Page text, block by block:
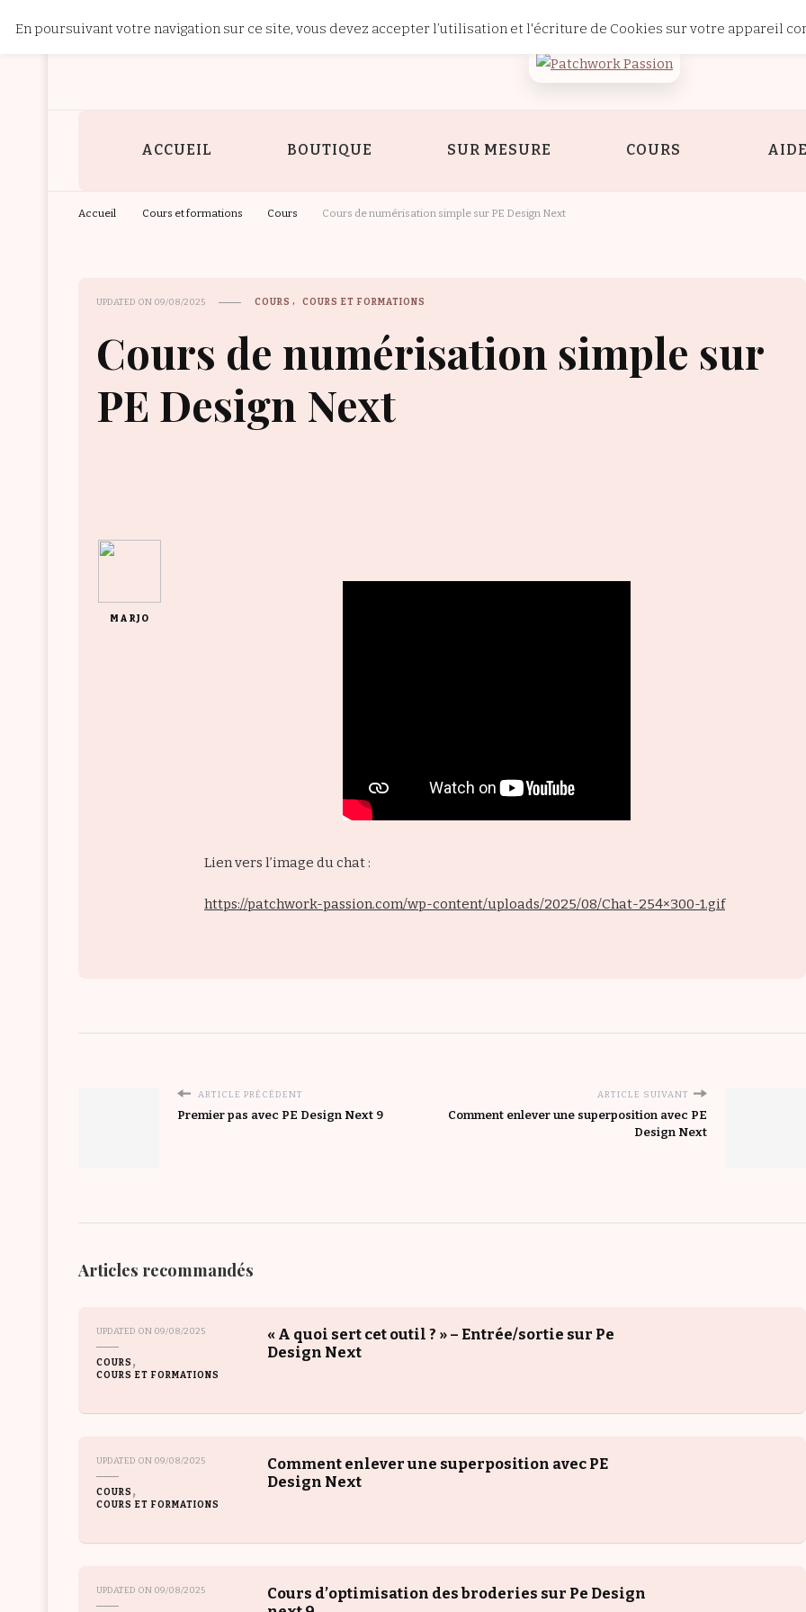
Patchwork Passion
ACCUEIL BOUTIQUE SUR MESURE COURS AIDE
Accueil Cours et formations Cours Cours de numérisation simple sur PE Design Next
UPDATED ON 09/08/2025 COURS COURS ET FORMATIONS
Cours de numérisation simple sur
PE Design Next
MARJO
Lien vers l’image du chat :
https://patchwork-passion.com/wp-content/uploads/2025/08/Chat-254×300-1.gif
ARTICLE PRÉCÉDENT
Premier pas avec PE Design Next 9
ARTICLE SUIVANT
Comment enlever une superposition avec PE
Design Next
Articles recommandés
UPDATED ON 09/08/2025
COURS
COURS ET FORMATIONS
« A quoi sert cet outil ? » – Entrée/sortie sur Pe
Design Next
UPDATED ON 09/08/2025
COURS
COURS ET FORMATIONS
Comment enlever une superposition avec PE
Design Next
UPDATED ON 09/08/2025
Cours d’optimisation des broderies sur Pe Design
En poursuivant votre navigation sur ce site, vous devez accepter l’utilisation et l'écriture de Cookies sur votre appareil